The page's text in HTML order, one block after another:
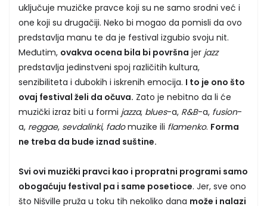
uključuje muzičke pravce koji su ne samo srodni već i
one koji su drugačiji. Neko bi mogao da pomisli da ovo
predstavlja manu te da je festival izgubio svoju nit.
Međutim, ovakva ocena bila bi površna jer jazz
predstavlja jedinstveni spoj različitih kultura,
senzibiliteta i dubokih i iskrenih emocija. I to je ono što
ovaj festival želi da očuva. Zato je nebitno da li će
muzički izraz biti u formi jazza, blues-a, R&B-a, fusion-
a, reggae, sevdalinki, fadomuzike ili flamenko. Forma
ne treba da bude iznad suštine.
Svi ovi muzički pravci kao i propratni programi samo
obogaćuju festival pa i same posetioce. Jer, sve ono
što Nišville pruža u toku tih nekoliko dana može i nalazi